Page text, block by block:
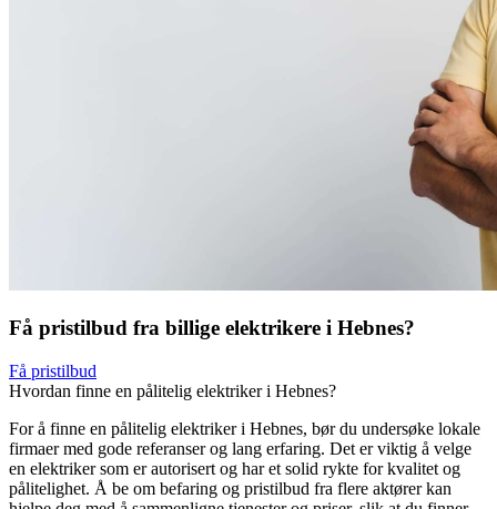
Få pristilbud fra billige elektrikere i Hebnes?
Få pristilbud
Hvordan finne en pålitelig elektriker i Hebnes?
For å finne en pålitelig elektriker i Hebnes, bør du undersøke lokale
firmaer med gode referanser og lang erfaring. Det er viktig å velge
en elektriker som er autorisert og har et solid rykte for kvalitet og
pålitelighet. Å be om befaring og pristilbud fra flere aktører kan